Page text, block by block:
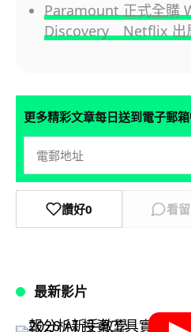
Paramount 正式全購
Discovery Netflix 出
更多精彩文章每日送到電子郵箱
讚好0 看
最新影片